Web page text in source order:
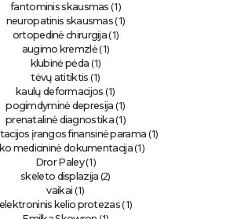
fantominis skausmas (1)
neuropatinis skausmas (1)
ortopedinė chirurgija (1)
augimo kremzlė(1)
klubinė pėda (1)
tėvų atitiktis (1)
kaulų deformacijos (1)
pogimdyminė depresija (1)
prenatalinė diagnostika(1)
įrangos finansinė parama (1)
medicininė dokumentacija(1)
Dror Paley(1)
skeleto displazija (2)
vaikai (1)
elektroninis kelio protezas(1)